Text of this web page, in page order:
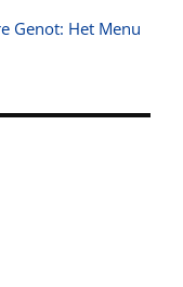
Genot: Het Menu